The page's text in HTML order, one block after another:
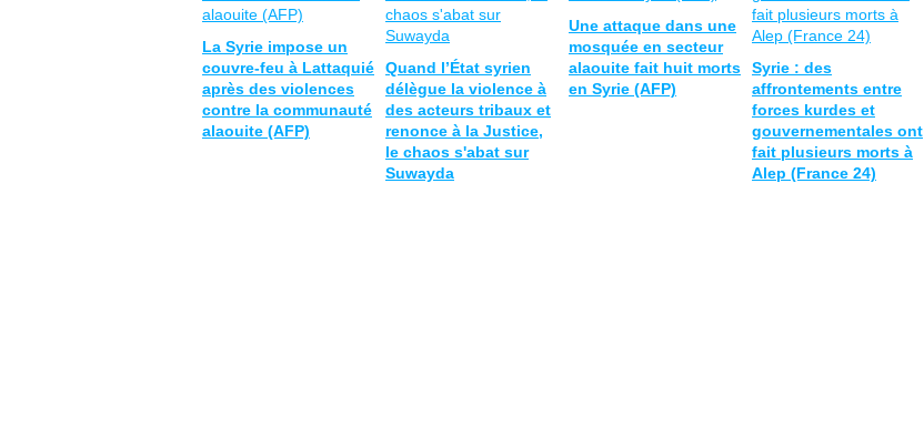
La Syrie impose un
couvre-feu à Lattaquié
après des violences
contre la communauté
alaouite (AFP)
Quand l’État syrien
délègue la violence à
des acteurs tribaux et
renonce à la Justice,
le chaos s'abat sur
Suwayda
Une attaque dans une
mosquée en secteur
alaouite fait huit morts
en Syrie (AFP)
Syrie : des
affrontements entre
forces kurdes et
gouvernementales ont
fait plusieurs morts à
Alep (France 24)